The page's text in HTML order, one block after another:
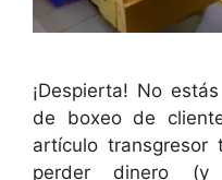
¡Despierta! No
de boxeo de
artículo
perder dinero (y